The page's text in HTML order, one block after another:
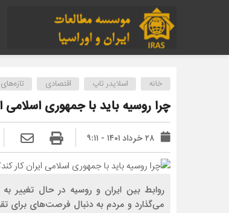
خانه اسلایدر تاپ اقتصادی
چرا روسیه باید با جمهوری اسلامی
۲۸ خرداد ۱۴۰۱ - ۹:۱۱
روابط بین ایران و روسیه در حال
می‌گذارد و مردم به دنبال فرصت‌های برای